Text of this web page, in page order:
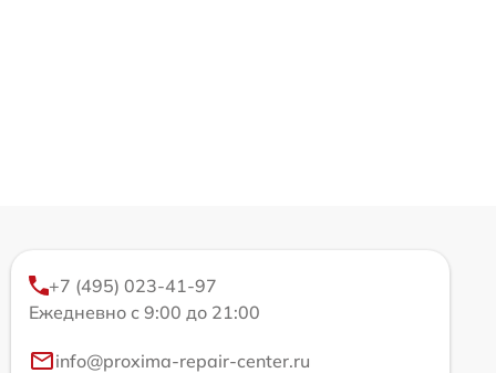
+7 (495) 023-41-97
Ежедневно с 9:00 до 21:00
info@proxima-repair-center.ru